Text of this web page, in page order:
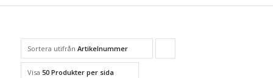
Sortera utifrån Artikelnummer
Visa 50 Produkter per sida